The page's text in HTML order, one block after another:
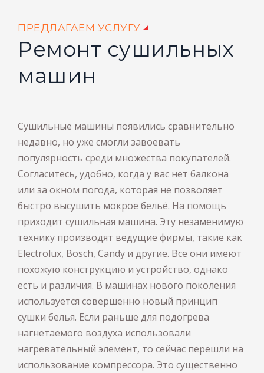
ПРЕДЛАГАЕМ УСЛУГУ
Ремонт сушильных
машин
Сушильные машины появились сравнительно
недавно, но уже смогли завоевать
популярность среди множества покупателей.
Согласитесь, удобно, когда у вас нет балкона
или за окном погода, которая не позволяет
быстро высушить мокрое бельё. На помощь
приходит сушильная машина. Эту незаменимую
технику производят ведущие фирмы, такие как
Electrolux, Bosch, Candy и другие. Все они имеют
похожую конструкцию и устройство, однако
есть и различия. В машинах нового поколения
используется совершенно новый принцип
сушки белья. Если раньше для подогрева
нагнетаемого воздуха использовали
нагревательный элемент, то сейчас перешли на
использование компрессора. Это существенно